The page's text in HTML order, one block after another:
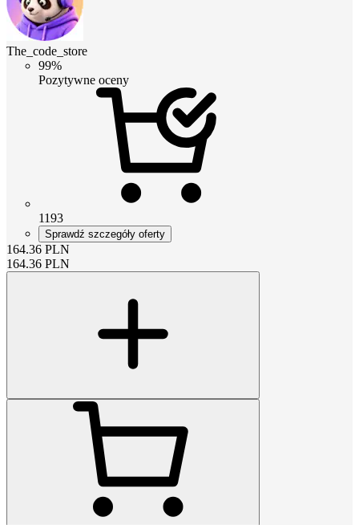
The_code_store
99%
Pozytywne oceny
1193
Sprawdź szczegóły oferty
164.36 PLN
164.36 PLN